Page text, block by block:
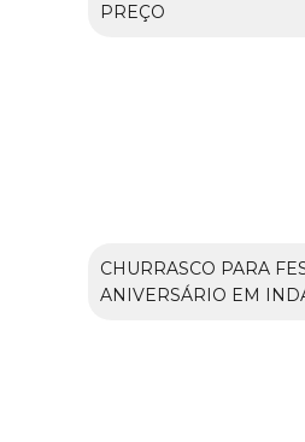
PREÇO
CHURRASCO PARA
ANIVERSÁRIO EM